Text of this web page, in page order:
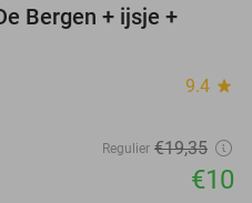
Bergen + ijsje +
9.4 star
Regulier €19,35
€10